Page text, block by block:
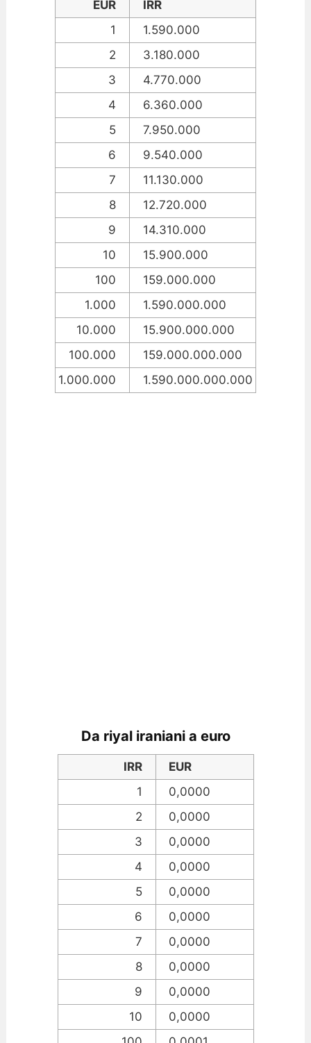
EUR
IRR
1
1.590.000
2
3.180.000
3
4.770.000
4
6.360.000
5
7.950.000
6
9.540.000
7
11.130.000
8
12.720.000
9
14.310.000
10
15.900.000
100
159.000.000
1.000
1.590.000.000
10.000
15.900.000.000
100.000
159.000.000.000
1.000.000
1.590.000.000.000
Da riyal iraniani a euro
IRR
EUR
1
0,0000
2
0,0000
3
0,0000
4
0,0000
5
0,0000
6
0,0000
7
0,0000
8
0,0000
9
0,0000
10
0,0000